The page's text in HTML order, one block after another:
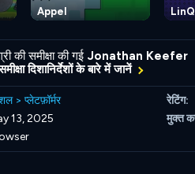
Appel
की समीक्षा की गई Jonathan Keefer
दिशानिर्देशों के बारे में जानें
> प्लेटफ़ॉर्मर रेटिंग:
13, 2025 मुक्त